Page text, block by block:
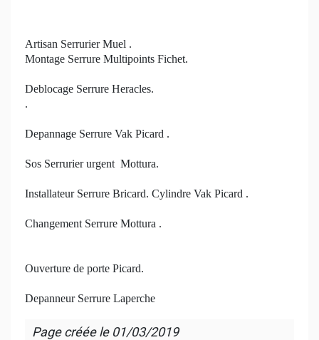
Artisan Serrurier Muel .
Montage Serrure Multipoints Fichet.
Deblocage Serrure Heracles.
.
Depannage Serrure Vak Picard .
Sos Serrurier urgent Mottura.
Installateur Serrure Bricard. Cylindre Vak Picard .
Changement Serrure Mottura .
Ouverture de porte Picard.
Depanneur Serrure Laperche
Page créée le 01/03/2019